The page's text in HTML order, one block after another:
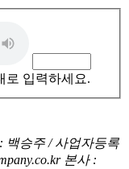
로 입력하세요.
백승주 / 사업자등록
본사 :